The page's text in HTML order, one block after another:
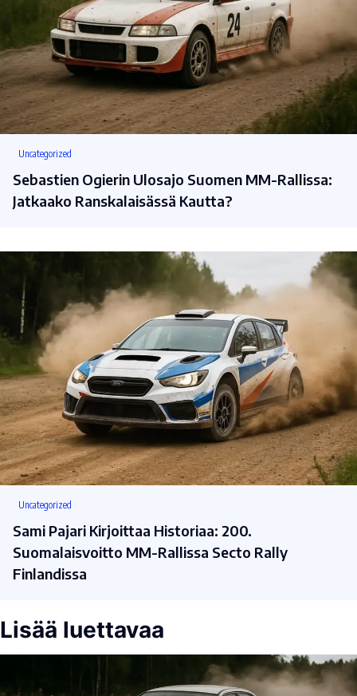
Uncategorized
Sebastien Ogierin Ulosajo Suomen MM-Rallissa:
Jatkaako Ranskalaisässä Kautta?
Uncategorized
Sami Pajari Kirjoittaa Historiaa: 200.
Suomalaisvoitto MM-Rallissa Secto Rally
Finlandissa
Lisää luettavaa